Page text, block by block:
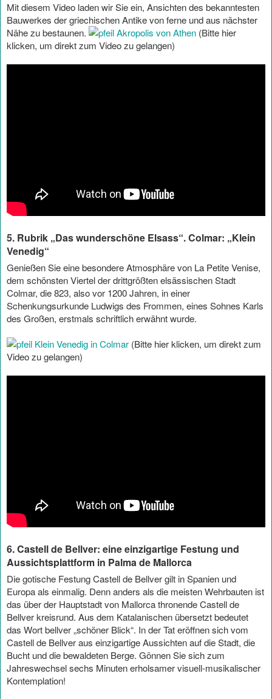
Mit diesem Video laden wir Sie ein, Ansichten des bekanntesten
Bauwerkes der griechischen Antike von ferne und aus nächster
Nähe zu bestaunen.
Akropolis von Athen (Bitte hier
klicken, um direkt zum Video zu gelangen)
5. Rubrik „Das wunderschöne Elsass“. Colmar: „Klein
Venedig“
Genießen Sie eine besondere Atmosphäre von La Petite Venise,
dem schönsten Viertel der drittgrößten elsässischen Stadt
Colmar, die 823, also vor 1200 Jahren, in einer
Schenkungsurkunde Ludwigs des Frommen, eines Sohnes Karls
des Großen, erstmals schriftlich erwähnt wurde.
Klein Venedig in Colmar (Bitte hier klicken, um direkt zum
Video zu gelangen)
6. Castell de Bellver: eine einzigartige Festung und
Aussichtsplattform in Palma de Mallorca
Die gotische Festung Castell de Bellver gilt in Spanien und
Europa als einmalig. Denn anders als die meisten Wehrbauten ist
das über der Hauptstadt von Mallorca thronende Castell de
Bellver kreisrund. Aus dem Katalanischen übersetzt bedeutet
das Wort bellver „schöner Blick“. In der Tat eröffnen sich vom
Castell de Bellver aus einzigartige Aussichten auf die Stadt, die
Bucht und die bewaldeten Berge. Gönnen Sie sich zum
Jahreswechsel sechs Minuten erholsamer visuell-musikalischer
Kontemplation!